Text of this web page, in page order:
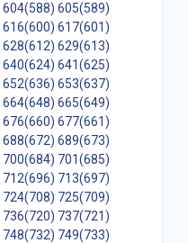
604(588) 605(589)
616(600) 617(601)
628(612) 629(613)
640(624) 641(625)
652(636) 653(637)
664(648) 665(649)
676(660) 677(661)
688(672) 689(673)
700(684) 701(685)
712(696) 713(697)
724(708) 725(709)
736(720) 737(721)
748(732) 749(733)